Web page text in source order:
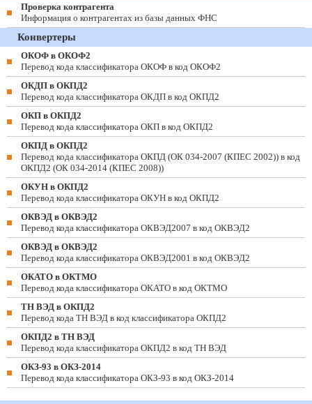
Проверка контрагента
Информация о контрагентах из базы данных ФНС
Конвертеры
ОКОФ в ОКОФ2
Перевод кода классификатора ОКОФ в код ОКОФ2
ОКДП в ОКПД2
Перевод кода классификатора ОКДП в код ОКПД2
ОКП в ОКПД2
Перевод кода классификатора ОКП в код ОКПД2
ОКПД в ОКПД2
Перевод кода классификатора ОКПД (ОК 034-2007 (КПЕС 2002)) в код
ОКПД2 (ОК 034-2014 (КПЕС 2008))
ОКУН в ОКПД2
Перевод кода классификатора ОКУН в код ОКПД2
ОКВЭД в ОКВЭД2
Перевод кода классификатора ОКВЭД2007 в код ОКВЭД2
ОКВЭД в ОКВЭД2
Перевод кода классификатора ОКВЭД2001 в код ОКВЭД2
ОКАТО в ОКТМО
Перевод кода классификатора ОКАТО в код ОКТМО
ТН ВЭД в ОКПД2
Перевод кода ТН ВЭД в код классификатора ОКПД2
ОКПД2 в ТН ВЭД
Перевод кода классификатора ОКПД2 в код ТН ВЭД
ОКЗ-93 в ОКЗ-2014
Перевод кода классификатора ОКЗ-93 в код ОКЗ-2014